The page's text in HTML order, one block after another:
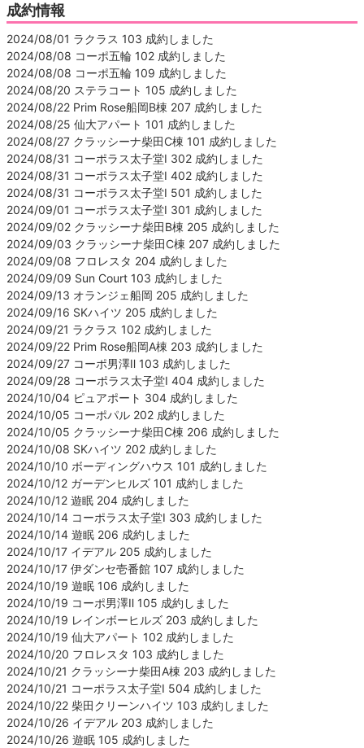
成約情報
2024/08/01 ラクラス 103 成約しました
2024/08/08 コーポ五輪 102 成約しました
2024/08/08 コーポ五輪 109 成約しました
2024/08/20 ステラコート 105 成約しました
2024/08/22 Prim Rose船岡B棟 207 成約しました
2024/08/25 仙大アパート 101 成約しました
2024/08/27 クラッシーナ柴田C棟 101 成約しました
2024/08/31 コーポラス太子堂Ⅰ 302 成約しました
2024/08/31 コーポラス太子堂Ⅰ 402 成約しました
2024/08/31 コーポラス太子堂Ⅰ 501 成約しました
2024/09/01 コーポラス太子堂Ⅰ 301 成約しました
2024/09/02 クラッシーナ柴田B棟 205 成約しました
2024/09/03 クラッシーナ柴田C棟 207 成約しました
2024/09/08 フロレスタ 204 成約しました
2024/09/09 Sun Court 103 成約しました
2024/09/13 オランジェ船岡 205 成約しました
2024/09/16 SKハイツ 205 成約しました
2024/09/21 ラクラス 102 成約しました
2024/09/22 Prim Rose船岡A棟 203 成約しました
2024/09/27 コーポ男澤Ⅱ 103 成約しました
2024/09/28 コーポラス太子堂Ⅰ 404 成約しました
2024/10/04 ピュアポート 304 成約しました
2024/10/05 コーポパル 202 成約しました
2024/10/05 クラッシーナ柴田C棟 206 成約しました
2024/10/08 SKハイツ 202 成約しました
2024/10/10 ボーディングハウス 101 成約しました
2024/10/12 ガーデンヒルズ 101 成約しました
2024/10/12 遊眠 204 成約しました
2024/10/14 コーポラス太子堂Ⅰ 303 成約しました
2024/10/14 遊眠 206 成約しました
2024/10/17 イデアル 205 成約しました
2024/10/17 伊ダンセ壱番館 107 成約しました
2024/10/19 遊眠 106 成約しました
2024/10/19 コーポ男澤Ⅱ 105 成約しました
2024/10/19 レインボーヒルズ 203 成約しました
2024/10/19 仙大アパート 102 成約しました
2024/10/20 フロレスタ 103 成約しました
2024/10/21 クラッシーナ柴田A棟 203 成約しました
2024/10/21 コーポラス太子堂Ⅰ 504 成約しました
2024/10/22 柴田クリーンハイツ 103 成約しました
2024/10/26 イデアル 203 成約しました
2024/10/26 遊眠 105 成約しました